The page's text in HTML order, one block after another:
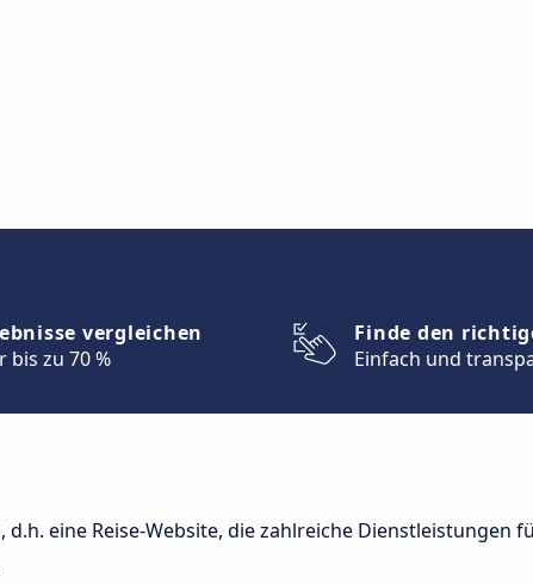
vergleichen
bis zu 70 %
Finde den
Einfach und
eine Reise-Website, die zahlreiche Dienstleistungen